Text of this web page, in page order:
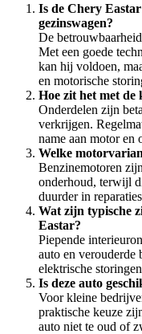
Is de Chery
gezinswagen?
De
Met een goede
kan hij voldoen,
en motorische
Hoe zit het met de
Onderdelen zijn
verkrijgen.
name aan motor en
Welke
Benzinemotoren
onderhoud, terwijl
duurder in
Wat zijn typische
Eastar?
Piepende
auto en
elektrische
Is deze auto
Voor kleine
praktische keuze
auto niet te oud of